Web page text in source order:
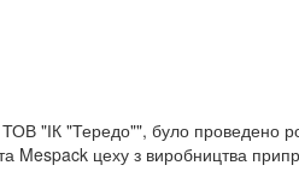
"ІК "Тередо"", було проведено
Mespack цеху з виробництва